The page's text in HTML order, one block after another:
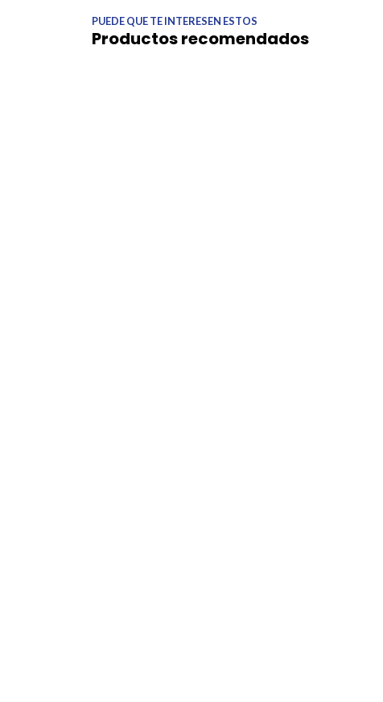
PUEDE QUE TE INTERESEN ESTOS
Productos recomendados